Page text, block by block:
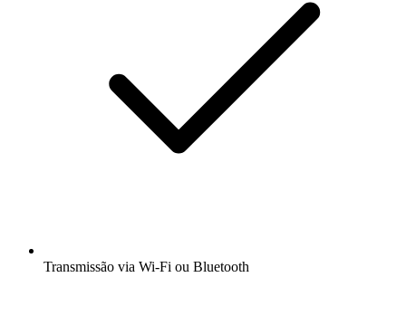
Transmissão via Wi-Fi ou Bluetooth